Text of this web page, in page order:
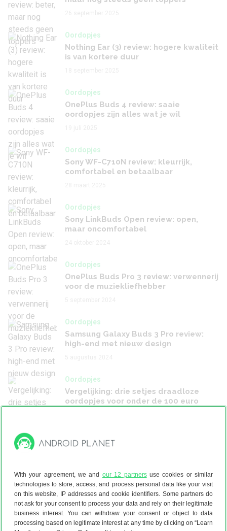
With your agreement, we and our 12 partnersuse cookies or similar
technologies to store, access, and process personal data like your visit
on this website, IP addresses and cookie identifiers. Some partners do
not ask for your consent to process your data and rely on their legitimate
business interest. You can withdraw your consent or object to data
processing based on legitimate interest at any time by clicking on “Learn
Oordopjes
Nothing Ear (3) review: hogere kwaliteit
is van kortere duur
Oordopjes
OnePlus Buds 4 review: saaie
oordopjes zijn alles wat je wil
Oordopjes
Sony WF-C710N review: kleurrijk,
comfortabel en betaalbaar
Oordopjes
Sony LinkBuds Open review: open,
maar oncomfortabel
Oordopjes
OnePlus Buds Pro 3 review: verwennerij
voor de muziekliefhebber
Oordopjes
Samsung Galaxy Buds 3 Pro review:
high-end met nieuw design
Oordopjes
Vergelijking: drie setjes draadloze
oordopjes voor onder de 100 euro
Motorola Moto Buds Plus review:
9 mei 2024
Oordopjes
Nothing Ear en Ear (a) review: twee
heel goede keuzes
2 mei 2024